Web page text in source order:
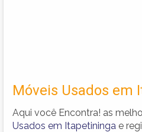
Móveis Usados em
Aqui você Encontra! as
Usados em Itapetininga e